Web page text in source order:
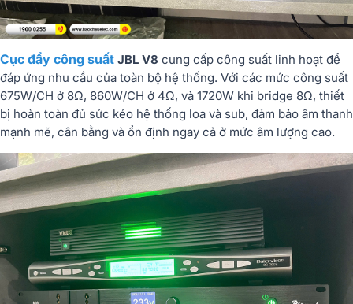
Cục đẩy công suất JBL V8 cung cấp công suất linh hoạt để
đáp ứng nhu cầu của toàn bộ hệ thống. Với các mức công suất
675W/CH ở 8Ω, 860W/CH ở 4Ω, và 1720W khi bridge 8Ω, thiết
bị hoàn toàn đủ sức kéo hệ thống loa và sub, đảm bảo âm thanh
mạnh mẽ, cân bằng và ổn định ngay cả ở mức âm lượng cao.